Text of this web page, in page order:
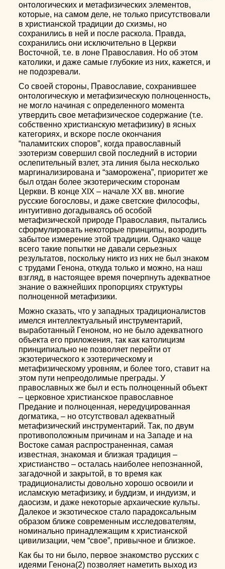
онтологических и метафизических элементов,
которые, на самом деле, не только присутствовали
в христианской традиции до схизмы, но
сохранились в ней и после раскола. Правда,
сохранились они исключительно в Церкви
Восточной, т.е. в лоне Православия. Но об этом
католики, и даже самые глубокие из них, кажется, и
не подозревали.
Со своей стороны, Православие, сохранившее
онтологическую и метафизическую полноценность,
не могло начиная с определенного момента
утвердить свое метафизическое содержание (т.е.
собственно христианскую метафизику) в ясных
категориях, и вскоре после окончания
“паламитских споров”, когда православный
эзотеризм совершил свой последний в истории
ослепительный взлет, эта линия была несколько
маргинализирована и “заморожена”, приоритет же
был отдан более экзотерическим сторонам
Церкви. В конце XIX – начале XX вв. многие
русские богословы, и даже светские философы,
интуитивно догадываясь об особой
метафизической природе Православия, пытались
сформулировать некоторые принципы, возродить
забытое измерение этой традиции. Однако чаще
всего такие попытки не давали серьезных
результатов, поскольку никто из них не был знаком
с трудами Генона, откуда только и можно, на наш
взгляд, в настоящее время почерпнуть адекватное
знание о важнейших пропорциях структуры
полноценной метафизики.
Можно сказать, что у западных традиционалистов
имелся интеллектуальный инструментарий,
выработанный Геноном, но не было адекватного
объекта его приложения, так как католицизм
принципиально не позволяет перейти от
экзотерического к эзотерическому и
метафизическому уровням, и более того, ставит на
этом пути непреодолимые преграды. У
православных же был и есть полноценный объект
– церковное христианское православное
Предание и полноценная, нередуцированная
догматика, – но отсутствовал адекватный
метафизический инструментарий. Так, по двум
противоположным причинам и на Западе и на
Востоке самая распространенная, самая
известная, знакомая и близкая традиция –
христианство – осталась наиболее непознанной,
загадочной и закрытой, в то время как
традиционалисты довольно хорошо освоили и
исламскую метафизику, и буддизм, и индуизм, и
даосизм, и даже некоторые архаические культы.
Далекое и экзотическое стало парадоксальным
образом ближе современным исследователям,
номинально принадлежащим к христианской
цивилизации, чем “свое”, привычное и близкое.
Как бы то ни было, первое знакомство русских с
идеями Генона(2) позволяет наметить выход из